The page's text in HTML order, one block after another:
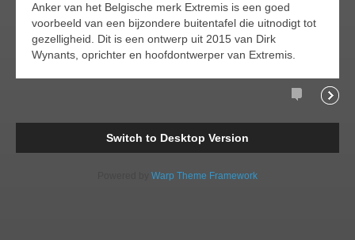
Anker van het Belgische merk Extremis is een goed
voorbeeld van een bijzondere buitentafel die uitnodigt tot
gezelligheid. Dit is een ontwerp uit 2015 van Dirk
Wynants, oprichter en hoofdontwerper van Extremis.
Comments
Switch to Desktop Version
Warp Theme Framework